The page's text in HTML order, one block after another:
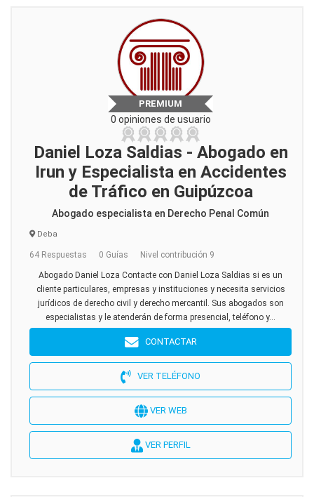
PREMIUM
0 opiniones de usuario
Daniel Loza Saldias - Abogado en
Irun y Especialista en Accidentes
de Tráfico en Guipúzcoa
Abogado especialista en Derecho Penal Común
Deba
64 Respuestas 0 Guías Nivel contribución 9
Abogado Daniel Loza Contacte con Daniel Loza Saldias si es un
cliente particulares, empresas y instituciones y necesita servicios
jurídicos de derecho civil y derecho mercantil. Sus abogados son
especialistas y le atenderán de forma presencial, teléfono y...
CONTACTAR
VER TELÉFONO
VER WEB
VER PERFIL